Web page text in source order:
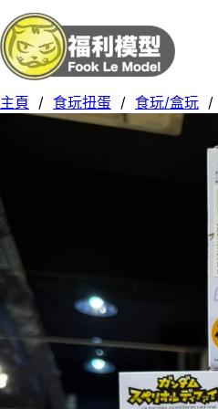
主頁 / 食玩扭蛋 / 食玩/盒玩 /